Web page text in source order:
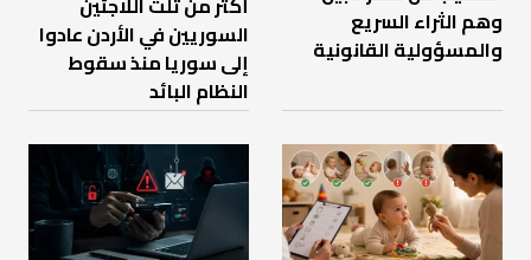
وهم الثراء السريع
والمسؤولية القانونية
السوريين في الأردن عادوا
إلى سوريا منذ سقوط
النظام البائد